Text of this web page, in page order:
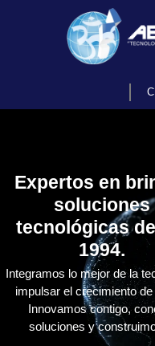
Expertos en
soluciones
tecnológicas
1994.
Integramos lo mejor de la
impulsar el crecimiento
Innovamos contigo,
soluciones y